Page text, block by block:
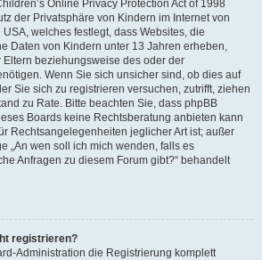
Online Privacy Protection Act of 1998
der Privatsphäre von Kindern im Internet von
welches festlegt, dass Websites, die
Daten von Kindern unter 13 Jahren erheben,
Eltern beziehungsweise des oder der
Wenn Sie sich unsicher sind, ob dies auf
Sie sich zu registrieren versuchen, zutrifft, ziehen
zu Rate. Bitte beachten Sie, dass phpBB
Boards keine Rechtsberatung anbieten kann
Rechtsangelegenheiten jeglicher Art ist; außer
„An wen soll ich mich wenden, falls es
Anfragen zu diesem Forum gibt?“ behandelt
registrieren?
Administration die Registrierung komplett